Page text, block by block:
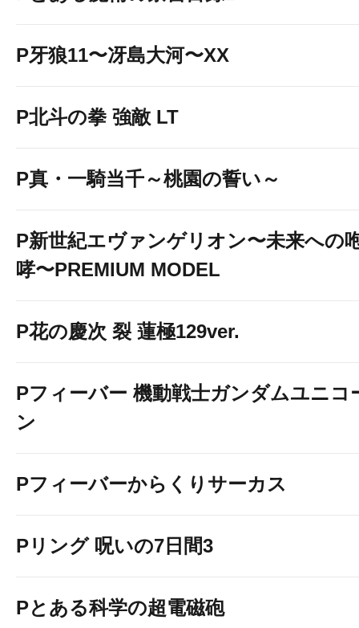
P牙狼11〜冴島大河〜XX
P北斗の拳 強敵 LT
P真・一騎当千～桃園の誓い～
P新世紀エヴァンゲリオン〜未来への
哮〜PREMIUM MODEL
P花の慶次 裂 蓮極129ver.
Pフィーバー 機動戦士ガンダムユニコ
ン
Pフィーバーからくりサーカス
Pリング 呪いの7日間3
Pとある科学の超電磁砲